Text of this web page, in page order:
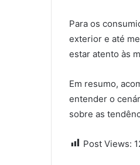
Para os
exterior e até
estar atento às
Em resumo,
entender o
sobre as
Post Views: